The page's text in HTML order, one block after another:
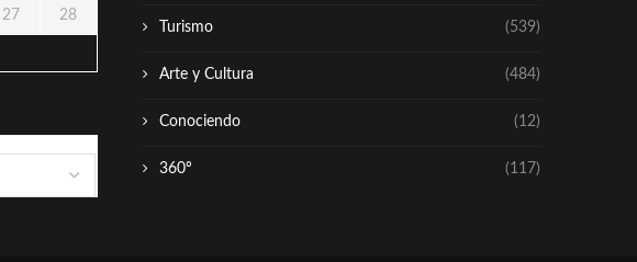
27 28
Turismo (539)
Arte y Cultura (484)
Conociendo (12)
360º (117)